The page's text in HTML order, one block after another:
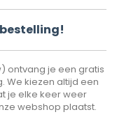
ontvang je een gratis
We kiezen altijd een
je elke keer weer
webshop plaatst.